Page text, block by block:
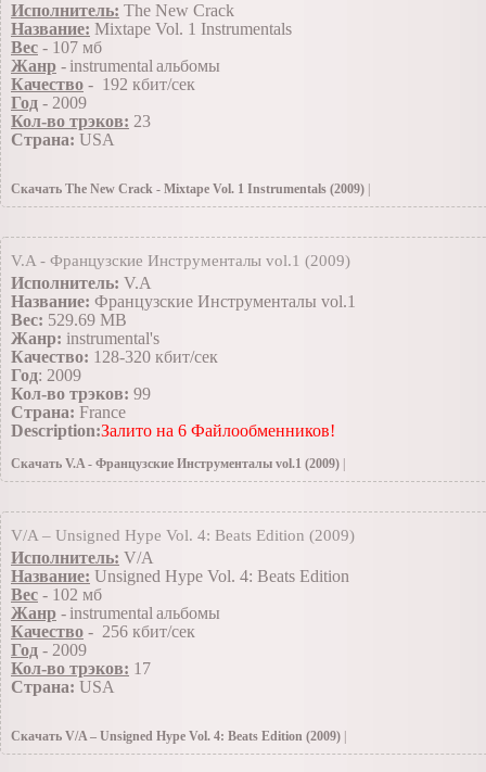
Исполнитель: The New Crack
Название: Mixtape Vol. 1 Instrumentals
Вес - 107 мб
Жанp - instrumental альбомы
Качество - 192 кбит/сек
Год - 2009
Кол-во трэков: 23
Страна: USA
Скачать The New Crack - Mixtape Vol. 1 Instrumentals (2009)
» Инструменталы(Заоубежные)|Просмотров: 375 | Добавил: TiRaN
17.12.2009
V.A - Французские Инструменталы vol.1 (2009)
Исполнитель: V.A
Название: Французские Инструменталы vol.1
Вес: 529.69 MB
Жанp: instrumental's
Качество: 128-320 кбит/сек
Год: 2009
Кол-во трэков: 99
Страна: France
Description:Залито на 6 Файлообменников!
Скачать V.A - Французские Инструменталы vol.1 (2009)
» Инструменталы(Заоубежные)|Просмотров: 637 | Добавил:
13.12.2009
V/A – Unsigned Hype Vol. 4: Beats Edition (2009)
Исполнитель: V/A
Название: Unsigned Hype Vol. 4: Beats Edition
Вес - 102 мб
Жанp - instrumental альбомы
Качество - 256 кбит/сек
Год - 2009
Кол-во трэков: 17
Страна: USA
Скачать V/A – Unsigned Hype Vol. 4: Beats Edition (2009)
» Инструменталы(Заоубежные)|Просмотров: 290 | Добавил: TiRaN
13.12.2009